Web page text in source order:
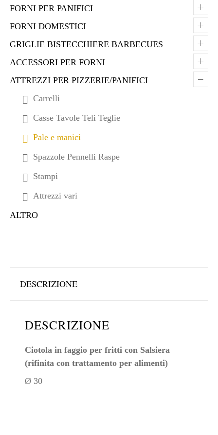
+
FORNI PER PANIFICI
+
FORNI DOMESTICI
+
GRIGLIE BISTECCHIERE BARBECUES
+
ACCESSORI PER FORNI
–
ATTREZZI PER PIZZERIE/PANIFICI
Carrelli
Casse Tavole Teli Teglie
Pale e manici
Spazzole Pennelli Raspe
Stampi
Attrezzi vari
ALTRO
DESCRIZIONE
DESCRIZIONE
Ciotola in faggio per fritti con Salsiera
(rifinita con trattamento per alimenti)
Ø 30